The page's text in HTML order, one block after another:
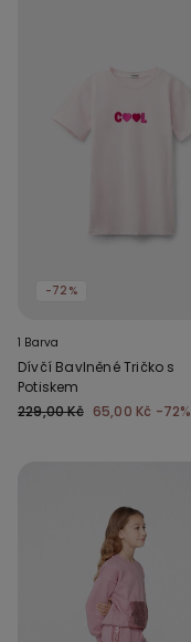
-72%
1 Barva
Dívčí Bavlněné Tričko s
Potiskem
229,00 Kč 65,00 Kč -72%